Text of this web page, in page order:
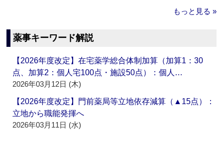
もっと見る »
薬事キーワード解説
【2026年度改定】在宅薬学総合体制加算（加算1：30
点、加算2：個人宅100点・施設50点）：個人…
2026年03月12日 (木)
【2026年度改定】門前薬局等立地依存減算（▲15点）：
立地から職能発揮へ
2026年03月11日 (水)